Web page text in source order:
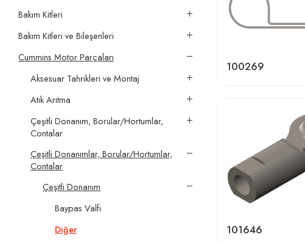
100269
101646
Bakım Kitleri
Bakım Kitleri ve Bileşenleri
Cummins Motor Parçaları
Aksesuar Tahrikleri ve Montaj
Atık Arıtma
Çeşitli Donanım, Borular/Hortumlar,
Contalar
Çeşitli Donanımlar, Borular/Hortumlar,
Contalar
Çeşitli Donanım
Baypas Valfi
Diğer